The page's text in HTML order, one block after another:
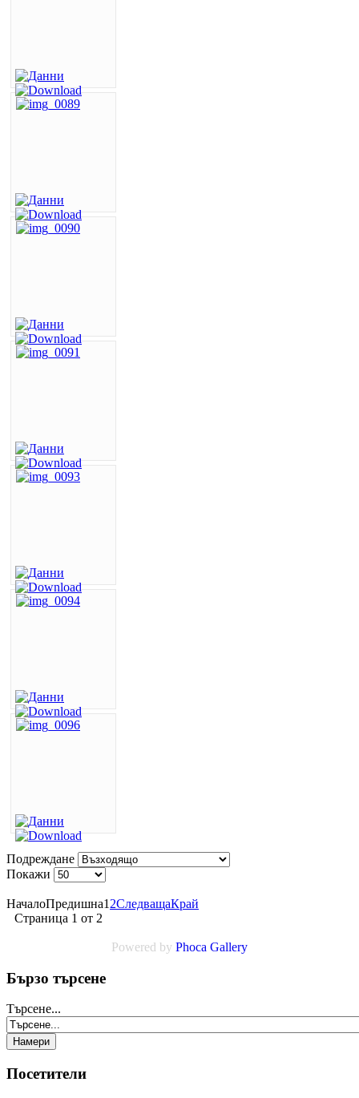
Подреждане
Покажи
НачалоПредишна1 2СледващаКрай
Страница 1 от 2
Powered by Phoca Gallery
Бързо търсене
Търсене...
Посетители